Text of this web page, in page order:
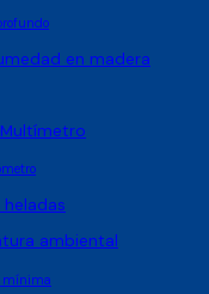
en madera
Multímetro
ambiental
mínima